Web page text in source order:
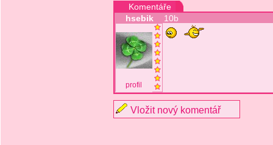
Komentáře
hsebik
10b
profil
Vložit nový komentář